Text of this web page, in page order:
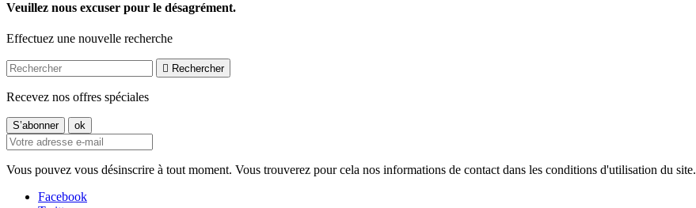
Veuillez nous excuser pour le désagrément.
Effectuez une nouvelle recherche
 Rechercher
Recevez nos offres spéciales
Vous pouvez vous désinscrire à tout moment. Vous trouverez pour cela nos informations de contact dans les conditions d'utilisation du site.
Facebook